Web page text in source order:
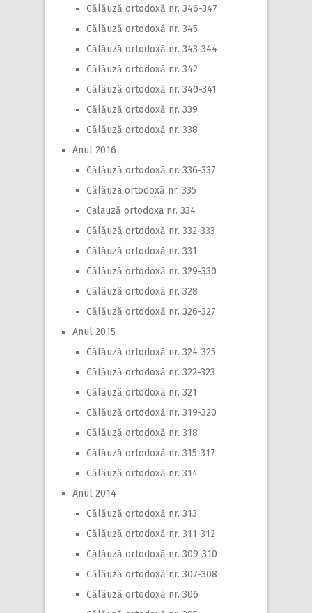
Călăuză ortodoxă nr. 346-347
Călăuză ortodoxă nr. 345
Călăuză ortodoxă nr. 343-344
Călăuză ortodoxă nr. 342
Călăuză ortodoxă nr. 340-341
Călăuză ortodoxă nr. 339
Călăuză ortodoxă nr. 338
Anul 2016
Călăuză ortodoxă nr. 336-337
Călăuza ortodoxă nr. 335
Calauză ortodoxa nr. 334
Călăuză ortodoxă nr. 332-333
Călăuză ortodoxă nr. 331
Călăuză ortodoxă nr. 329-330
Călăuză ortodoxă nr. 328
Călăuză ortodoxă nr. 326-327
Anul 2015
Călăuză ortodoxă nr. 324-325
Călăuză ortodoxă nr. 322-323
Călăuză ortodoxă nr. 321
Călăuză ortodoxă nr. 319-320
Călăuză ortodoxă nr. 318
Călăuză ortodoxă nr. 315-317
Călăuză ortodoxă nr. 314
Anul 2014
Călăuză ortodoxă nr. 313
Călăuză ortodoxă nr. 311-312
Călăuză ortodoxă nr. 309-310
Călăuză ortodoxă nr. 307-308
Călăuză ortodoxă nr. 306